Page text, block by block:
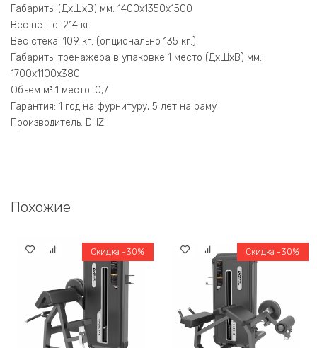
Габариты (ДхШхВ) мм: 1400х1350х1500
Вес нетто: 214 кг
Вес стека: 109 кг. (опционально 135 кг.)
Габариты тренажера в упаковке 1 место (ДхШхВ) мм:
1700х1100х380
Объем м³ 1 место: 0,7
Гарантия: 1 год на фурнитуру, 5 лет на раму
Производитель: DHZ
Похожие
Скидка -30% Скидка -30%